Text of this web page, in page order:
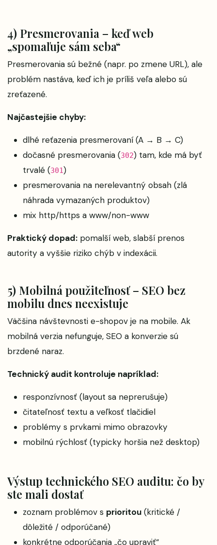
4) Presmerovania – keď web
„spomaľuje sám seba“
Presmerovania sú bežné (napr. po zmene URL), ale
problém nastáva, keď ich je príliš veľa alebo sú
zreťazené.
Najčastejšie chyby:
dlhé reťazenia presmerovaní (A → B → C)
dočasné presmerovania (302) tam, kde má byť
trvalé (301)
presmerovania na nerelevantný obsah (zlá
náhrada vymazaných produktov)
mix http/https a www/non-www
Praktický dopad: pomalší web, slabší prenos
autority a vyššie riziko chýb v indexácii.
5) Mobilná použiteľnosť – SEO bez
mobilu dnes neexistuje
Väčšina návštevnosti e-shopov je na mobile. Ak
mobilná verzia nefunguje, SEO a konverzie sú
brzdené naraz.
Technický audit kontroluje napríklad:
responzívnosť (layout sa neprerušuje)
čitateľnosť textu a veľkosť tlačidiel
problémy s prvkami mimo obrazovky
mobilnú rýchlosť (typicky horšia než desktop)
Výstup technického SEO auditu: čo by
ste mali dostať
zoznam problémov s prioritou (kritické /
dôležité / odporúčané)
konkrétne odporúčania „čo upraviť“